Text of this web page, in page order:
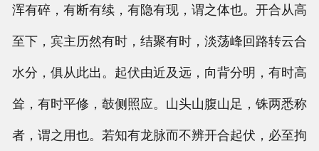
浑有碎，有断有续，有隐有现，谓之体也。开合从高
至下，宾主历然有时，结聚有时，淡荡峰回路转云合
水分，俱从此出。起伏由近及远，向背分明，有时高
耸，有时平修，攲侧照应。山头山腹山足，铢两悉称
者，谓之用也。若知有龙脉而不辨开合起伏，必至拘